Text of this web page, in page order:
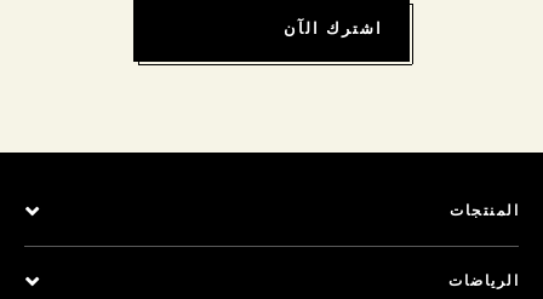
اشترك الآن
المنتجات
الرياضات